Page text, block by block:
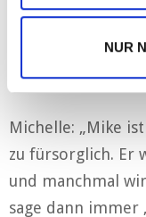
NUR
denn man kann
Gibt es eine
anderen stört?
Michelle: „Mike
zu fürsorglich. Er
und manchmal
sage dann immer